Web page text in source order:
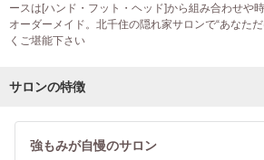
ースは[ハンド・フット・ヘッド]から組み合わせや
オーダーメイド。北千住の隠れ家サロンで“あなた
くご堪能下さい
サロンの特徴
強もみが自慢のサロン